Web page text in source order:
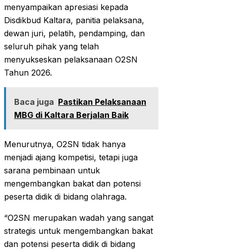
menyampaikan apresiasi kepada
Disdikbud Kaltara, panitia pelaksana,
dewan juri, pelatih, pendamping, dan
seluruh pihak yang telah
menyukseskan pelaksanaan O2SN
Tahun 2026.
Baca juga Pastikan Pelaksanaan
MBG di Kaltara Berjalan Baik
Menurutnya, O2SN tidak hanya
menjadi ajang kompetisi, tetapi juga
sarana pembinaan untuk
mengembangkan bakat dan potensi
peserta didik di bidang olahraga.
“O2SN merupakan wadah yang sangat
strategis untuk mengembangkan bakat
dan potensi peserta didik di bidang